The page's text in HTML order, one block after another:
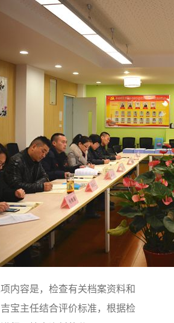
容是，检查有关档案资料和
宝主任结合评价标准，根据检